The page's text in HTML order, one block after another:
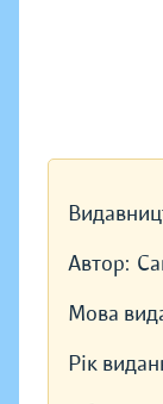
Автор:
Мова
Рік